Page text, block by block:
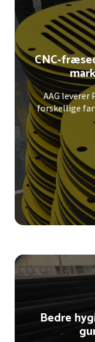
CNC-
AAG
forskellige
Bedre